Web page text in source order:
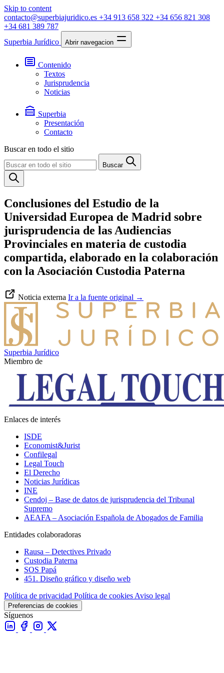
Skip to content
contacto@superbiajuridico.es +34 913 658 322 +34 656 821 308
+34 681 389 787
Superbia Jurídico
Abrir navegacion
Contenido
Textos
Jurisprudencia
Noticias
Superbia
Presentación
Contacto
Buscar en todo el sitio
Buscar
Conclusiones del Estudio de la
Universidad Europea de Madrid sobre
jurisprudencia de las Audiencias
Provinciales en materia de custodia
compartida, elaborado en la colaboración
con la Asociación Custodia Paterna
Noticia externa Ir a la fuente original →
Superbia Jurídico
Miembro de
Enlaces de interés
ISDE
Economist&Jurist
Confilegal
Legal Touch
El Derecho
Noticias Jurídicas
INE
Cendoj – Base de datos de jurisprudencia del Tribunal
Supremo
AEAFA – Asociación Española de Abogados de Familia
Entidades colaboradoras
Rausa – Detectives Privado
Custodia Paterna
SOS Papá
451. Diseño gráfico y diseño web
Política de privacidad Política de cookies Aviso legal
Preferencias de cookies
Síguenos